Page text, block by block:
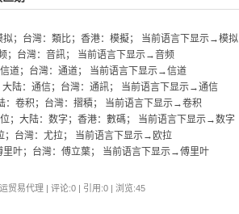
；台灣：類比；香港：模擬； 当前语言下显示→模拟
；台灣：音訊； 当前语言下显示→音频
道；台灣：通道； 当前语言下显示→信道
陆：通信；台灣：通訊； 当前语言下显示→通信
：卷积；台灣：摺積； 当前语言下显示→卷积
；大陆：数字；香港：數碼； 当前语言下显示→数字
；台灣：尤拉； 当前语言下显示→欧拉
里叶；台灣：傅立葉； 当前语言下显示→傅里叶
贸易代理 | 评论:0 | 引用:0 | 浏览:45